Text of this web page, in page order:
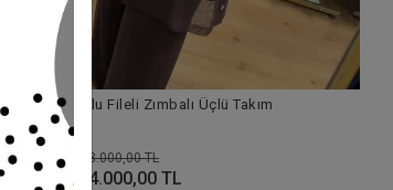
Pureva Pullu Fileli Zımbalı Üçlü Takım
%50
8.000,00 TL
4.000,00 TL